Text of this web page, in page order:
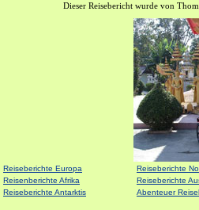
Dieser Reisebericht wurde von
Reiseberichte Europa Reiseberichte
Reisenberichte Afrika
Reiseberichte
Reiseberichte Antarktis
Abenteuer